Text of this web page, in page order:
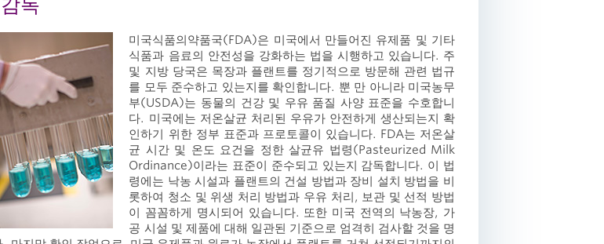
미국식품의약품국(FDA)은 미국에서 만들어진 유제품 및 기타
식품과 음료의 안전성을 강화하는 법을 시행하고 있습니다. 주
및 지방 당국은 목장과 플랜트를 정기적으로 방문해 관련 법규
를 모두 준수하고 있는지를 확인합니다. 뿐 만 아니라 미국농무
부(USDA)는 동물의 건강 및 우유 품질 사양 표준을 수호합니
다. 미국에는 저온살균 처리된 우유가 안전하게 생산되는지 확
인하기 위한 정부 표준과 프로토콜이 있습니다. FDA는 저온살
균 시간 및 온도 요건을 정한 살균유 법령(Pasteurized Milk
Ordinance)이라는 표준이 준수되고 있는지 감독합니다. 이 법
령에는 낙농 시설과 플랜트의 건설 방법과 장비 설치 방법을 비
롯하여 청소 및 위생 처리 방법과 우유 처리, 보관 및 선적 방법
이 꼼꼼하게 명시되어 있습니다. 또한 미국 전역의 낙농장, 가
공 시설 및 제품에 대해 일관된 기준으로 엄격히 검사할 것을 명